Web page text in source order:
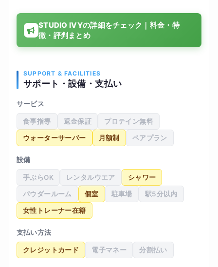
激しい運動ではありませんが、終わった後は体幹
をしっかり使った感覚があり、毎回身体が軽くな
るのを感じました。トレーナーの説明も分かりや
すく、初心者でも安心して取り組めます。 約半年
くなったと周囲から言われるようになりました。
体重は大きく変わりませんでしたが、写真で見る
と身体のラインがすっきりして見えるようになり
ました。無理なく継続できる点が一番満足してい
ます。
STUDIO IVYの詳細をチェック｜料金・特
徴・評判まとめ
SUPPORT & FACILITIES
サポート・設備・支払い
サービス
食事指導 返金保証 プロテイン無料
ウォーターサーバー 月額制 ペアプラン
設備
手ぶらOK レンタルウエア シャワー
パウダールーム 個室 駐車場 駅5分以内
女性トレーナー在籍
支払い方法
クレジットカード 電子マネー 分割払い